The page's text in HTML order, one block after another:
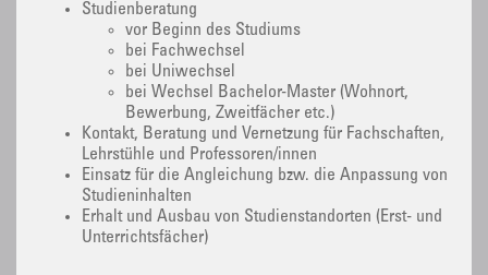
Studienberatung
vor Beginn des Studiums
bei Fachwechsel
bei Uniwechsel
bei Wechsel Bachelor-Master (Wohnort,
Bewerbung, Zweitfächer etc.)
Kontakt, Beratung und Vernetzung für Fachschaften,
Lehrstühle und Professoren/innen
Einsatz für die Angleichung bzw. die Anpassung von
Studieninhalten
Erhalt und Ausbau von Studienstandorten (Erst- und
Unterrichtsfächer)